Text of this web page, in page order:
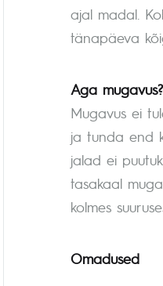
ajal madal.
tänapäeva
Aga mugavus?
Mugavus ei
ja tunda end
jalad ei
tasakaal
kolmes
Omadused